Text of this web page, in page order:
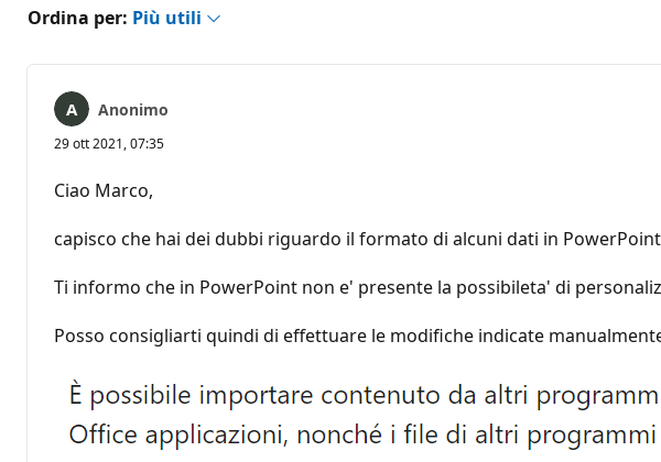
Ordina per: Più utili
Anonimo
29 ott 2021, 07:35
Ciao Marco,
capisco che hai dei dubbi riguardo il formato di alcuni dati in
Ti informo che in PowerPoint non e' presente la possibileta' di
Posso consigliarti quindi di effettuare le modifiche indicate